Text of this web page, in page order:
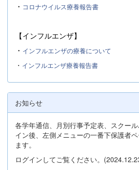
・ コロナウイルス療養報告書
【インフルエンザ】
・ インフルエンザの療養について
・ インフルエンザ療養報告書
お知らせ
各学年通信、月別行事予定表、スクー
イン後、左側メニューの一番下保護者
ます。
ログインしてご覧ください。